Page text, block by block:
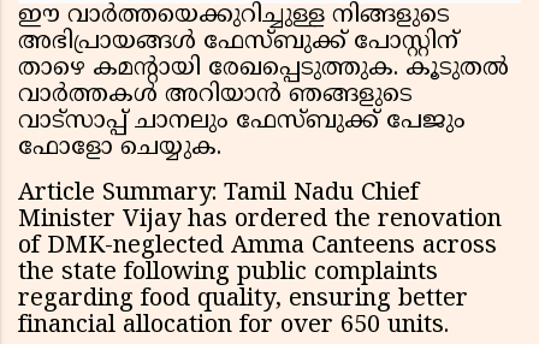
ഈ വാർത്തയെക്കുറിച്ചുള്ള നിങ്ങളുടെ
അഭിപ്രായങ്ങൾ ഫേസ്ബുക്ക് പോസ്റ്റിന്
താഴെ കമൻ്റായി രേഖപ്പെടുത്തുക. കൂടുതൽ
വാർത്തകൾ അറിയാൻ ഞങ്ങളുടെ
വാട്സാപ്പ് ചാനലും ഫേസ്ബുക്ക് പേജും
ഫോളോ ചെയ്യുക.
Article Summary: Tamil Nadu Chief
Minister Vijay has ordered the renovation
of DMK-neglected Amma Canteens across
the state following public complaints
regarding food quality, ensuring better
financial allocation for over 650 units.